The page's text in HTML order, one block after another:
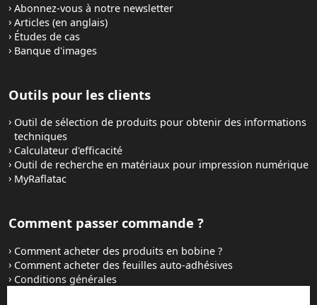
Abonnez-vous à notre newsletter
Articles (en anglais)
Études de cas
Banque d'images
Outils pour les clients
Outil de sélection de produits pour obtenir des informations
techniques
Calculateur d'efficacité
Outil de recherche en matériaux pour impression numérique
MyRaflatac
Comment passer commande ?
Comment acheter des produits en bobine ?
Comment acheter des feuilles auto-adhésives
Conditions générales